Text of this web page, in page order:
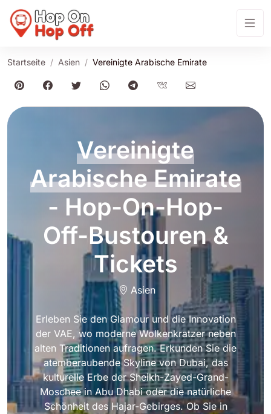
Startseite Asien Vereinigte Arabische Emirate
Vereinigte
Arabische Emirate
- Hop-On-Hop-
Off-Bustouren &
Tickets
Asien
Erleben Sie den Glamour und die Innovation
der VAE, wo moderne Wolkenkratzer neben
alten Traditionen aufragen. Erkunden Sie die
atemberaubende Skyline von Dubai, das
kulturelle Erbe der Sheikh-Zayed-Grand-
Moschee in Abu Dhabi oder die natürliche
Schönheit des Hajar-Gebirges. Ob Sie in